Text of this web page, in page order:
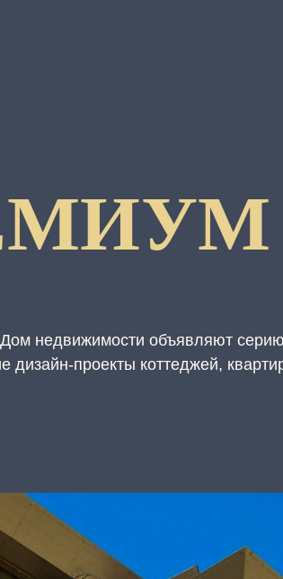
недвижимости объявляют серию
дизайн-проекты коттеджей,